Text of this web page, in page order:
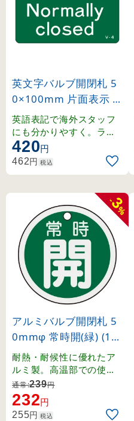
英文字バルブ開閉札 5
0×100mm 片面表示 N
ormally closed(緑) (16
8004)
英語表記で海外スタッフ
にも分かりやすく。ラミ
ネート加工の硬質塩ビ製
。
420円
462円 税込
-
3
%
アルミバルブ開閉札 5
0mmφ 常時開(緑) (15
7032)
耐熱・耐候性に優れたア
ルミ製。高温部での使用
にも適したバルブ表示札
。
通常:239円
232円
255円 税込